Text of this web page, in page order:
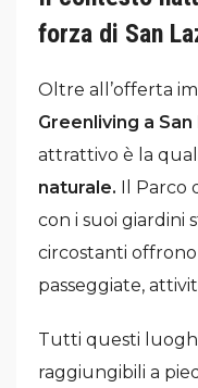
forza di San
Oltre all’offerta
Greenliving a
attrattivo è la
naturale. Il Parco
con i suoi giardini
circostanti
passeggiate,
Tutti questi
raggiungibili a